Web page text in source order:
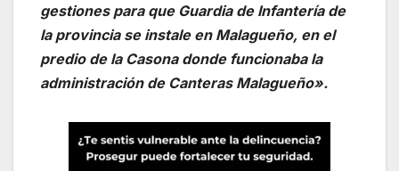
gestiones para que Guardia de Infantería de
la provincia se instale en Malagueño, en el
predio de la Casona donde funcionaba la
administración de Canteras Malagueño».